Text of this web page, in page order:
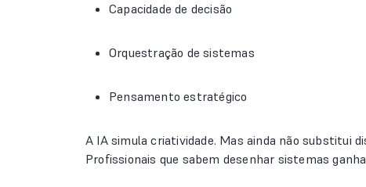
Capacidade de decisão
Orquestração de sistemas
Pensamento estratégico
A IA simula criatividade. Mas ainda não substitui
Profissionais que sabem desenhar sistemas